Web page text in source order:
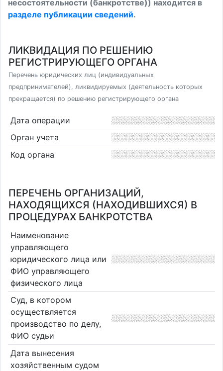
несостоятельности (банкротстве)) находится в
разделе публикации сведений.
ЛИКВИДАЦИЯ ПО РЕШЕНИЮ
РЕГИСТРИРУЮЩЕГО ОРГАНА
Перечень юридических лиц (индивидуальных
предпринимателей), ликвидируемых (деятельность которых
прекращается) по решению регистрирующего органа
Дата операции
Орган учета
Код органа
ПЕРЕЧЕНЬ ОРГАНИЗАЦИЙ,
НАХОДЯЩИХСЯ (НАХОДИВШИХСЯ) В
ПРОЦЕДУРАХ БАНКРОТСТВА
Наименование
управляющего
юридического лица или
ФИО управляющего
физического лица
Суд, в котором
осуществляется
производство по делу,
ФИО судьи
Дата вынесения
хозяйственным судом